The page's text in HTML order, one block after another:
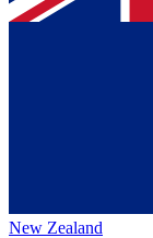
New Zealand